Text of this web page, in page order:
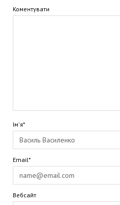
Коментувати
Ім'я*
Email*
Вебсайт